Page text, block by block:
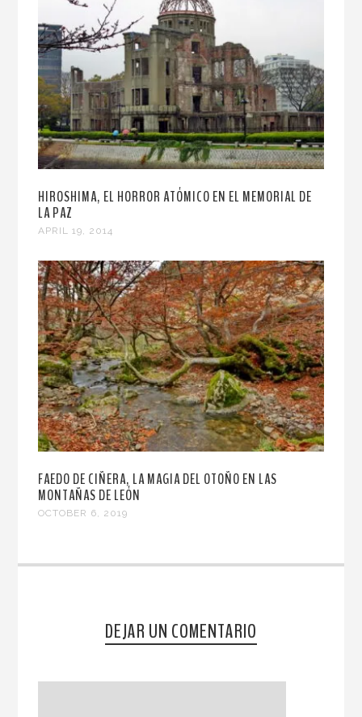
HIROSHIMA, EL HORROR ATÓMICO EN EL MEMORIAL DE
LA PAZ
APRIL 19, 2014
FAEDO DE CIÑERA, LA MAGIA DEL OTOÑO EN LAS
MONTAÑAS DE LEÓN
OCTOBER 6, 2019
DEJAR UN COMENTARIO